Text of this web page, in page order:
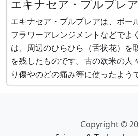
エキナセア・プルプレ
エキナセア・プルプレアは、ボー
フラワーアレンジメントなどでよ
は、周辺のひらひら（舌状花）を
を残したものです。古の欧米の人
り傷やのどの痛み等に使ったよう
ィに利用されています。花言葉は
Copyright ©